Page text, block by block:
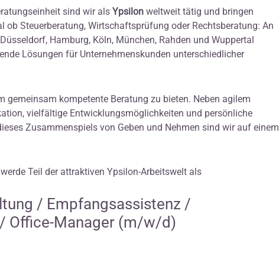
sind wir als Ypsilon weltweit tätig und bringen
ob Steuerberatung, Wirtschaftsprüfung oder Rechtsberatung: An
Hamburg, Köln, München, Rahden und Wuppertal
Lösungen für Unternehmenskunden unterschiedlicher
gemeinsam kompetente Beratung zu bieten. Neben agilem
vielfältige Entwicklungsmöglichkeiten und persönliche
Zusammenspiels von Geben und Nehmen sind wir auf einem
Teil der attraktiven Ypsilon-Arbeitswelt als
/ Empfangsassistenz /
Office-Manager (m/w/d)